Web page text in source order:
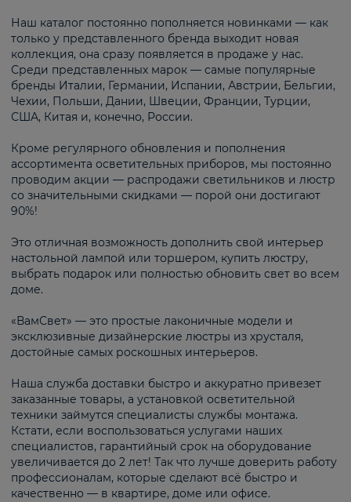
Наш каталог постоянно пополняется новинками — как
только у представленного бренда выходит новая
коллекция, она сразу появляется в продаже у нас.
Среди представленных марок — самые популярные
бренды Италии, Германии, Испании, Австрии, Бельгии,
Чехии, Польши, Дании, Швеции, Франции, Турции,
США, Китая и, конечно, России.
Кроме регулярного обновления и пополнения
ассортимента осветительных приборов, мы постоянно
проводим акции — распродажи светильников и люстр
со значительными скидками — порой они достигают
90%!
Это отличная возможность дополнить свой интерьер
настольной лампой или торшером, купить люстру,
выбрать подарок или полностью обновить свет во всем
доме.
«ВамСвет» — это простые лаконичные модели и
эксклюзивные дизайнерские люстры из хрусталя,
достойные самых роскошных интерьеров.
Наша служба доставки быстро и аккуратно привезет
заказанные товары, а установкой осветительной
техники займутся специалисты службы монтажа.
Кстати, если воспользоваться услугами наших
специалистов, гарантийный срок на оборудование
увеличивается до 2 лет! Так что лучше доверить работу
профессионалам, которые сделают всё быстро и
качественно — в квартире, доме или офисе.